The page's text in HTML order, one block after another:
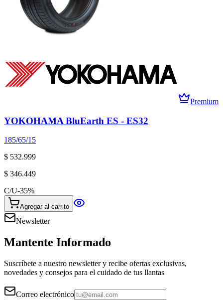
Premium
YOKOHAMA BluEarth ES - ES32
185/65/15
$ 532.999
$ 346.449
C/U-35%
Agregar al carrito
Newsletter
Mantente Informado
Suscríbete a nuestro newsletter y recibe ofertas exclusivas,
novedades y consejos para el cuidado de tus llantas
Correo electrónico